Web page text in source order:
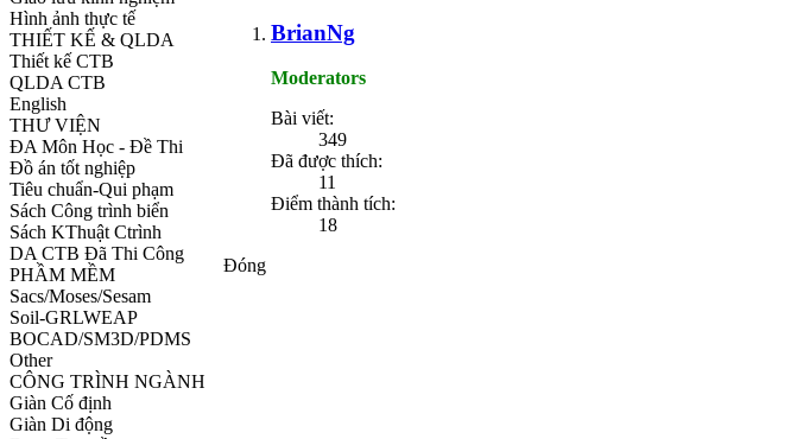
Hình ảnh thực tế
THIẾT KẾ & QLDA
Thiết kế CTB
QLDA CTB
English
THƯ VIỆN
ĐA Môn Học - Đề Thi
Đồ án tốt nghiệp
Tiêu chuẩn-Qui phạm
Sách Công trình biển
Sách KThuật Ctrình
DA CTB Đã Thi Công
PHẦM MỀM
Sacs/Moses/Sesam
Soil-GRLWEAP
BOCAD/SM3D/PDMS
Other
CÔNG TRÌNH NGÀNH
Giàn Cố định
Giàn Di động
BrianNg
Moderators
Bài viết:
349
Đã được thích:
11
Điểm thành tích:
18
Đóng